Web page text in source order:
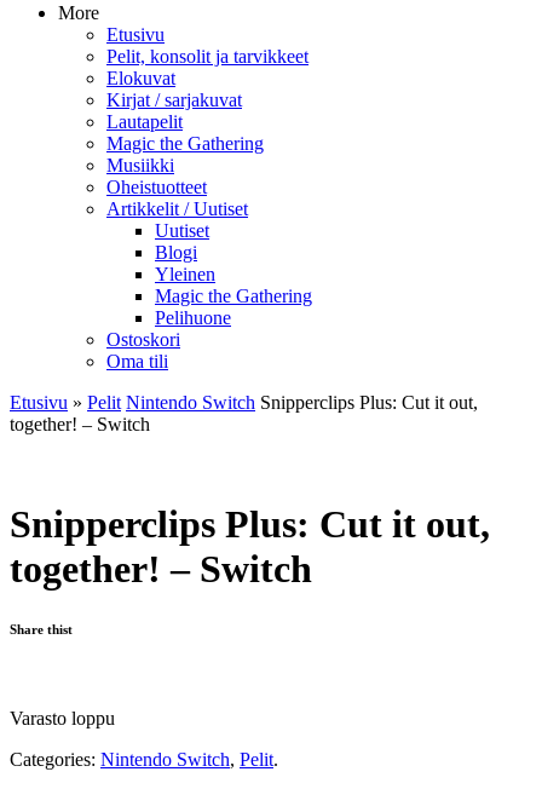
More
Etusivu
Pelit, konsolit ja tarvikkeet
Elokuvat
Kirjat / sarjakuvat
Lautapelit
Magic the Gathering
Musiikki
Oheistuotteet
Artikkelit / Uutiset
Uutiset
Blogi
Yleinen
Magic the Gathering
Pelihuone
Ostoskori
Oma tili
Etusivu » Pelit Nintendo Switch Snipperclips Plus: Cut it out,
together! – Switch
Snipperclips Plus: Cut it out,
together! – Switch
Share thist
Varasto loppu
Categories: Nintendo Switch, Pelit.